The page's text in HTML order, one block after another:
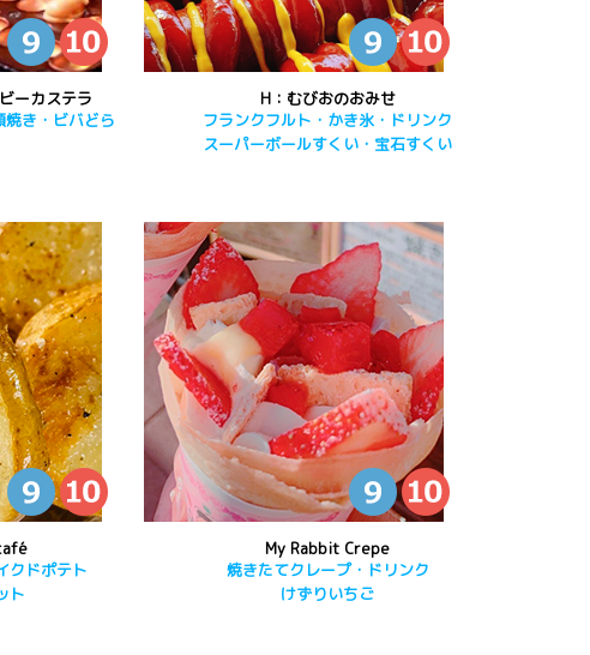
ーカステラ
焼き・ビバどら
H：むびおのおみせ
フランクフルト・かき氷・ドリンク
スーパーボールすくい・宝石すくい
クドポテト
ト
My Rabbit Crepe
焼きたてクレープ・ドリンク
けずりいちご